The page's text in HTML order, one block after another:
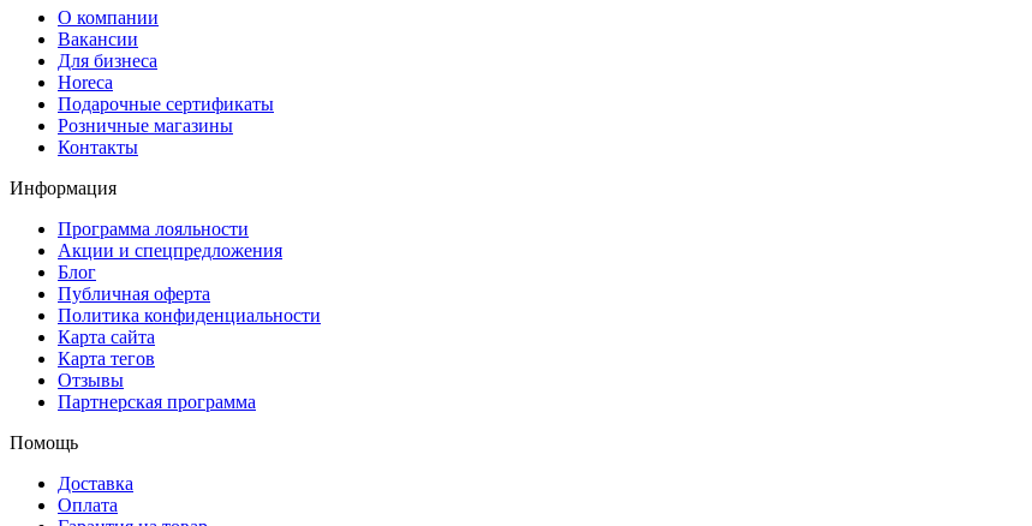
О компании
Вакансии
Для бизнеса
Horeca
Подарочные сертификаты
Розничные магазины
Контакты
Информация
Программа лояльности
Акции и спецпредложения
Блог
Публичная оферта
Политика конфиденциальности
Карта сайта
Карта тегов
Отзывы
Партнерская программа
Помощь
Доставка
Оплата